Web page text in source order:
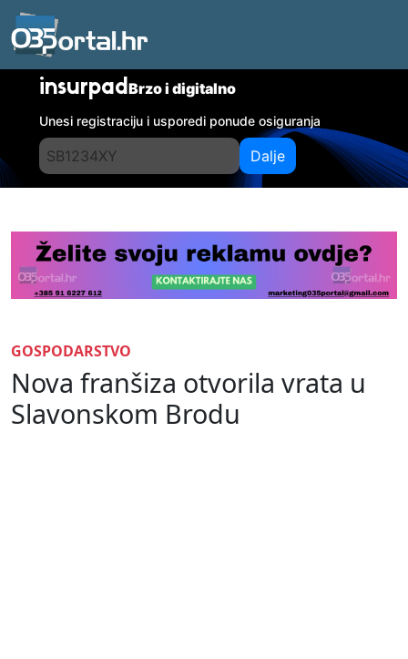
insurpadBrzo i digitalno
Unesi registraciju i usporedi ponude osiguranja
Dalje
GOSPODARSTVO
Nova franšiza otvorila vrata u
Slavonskom Brodu